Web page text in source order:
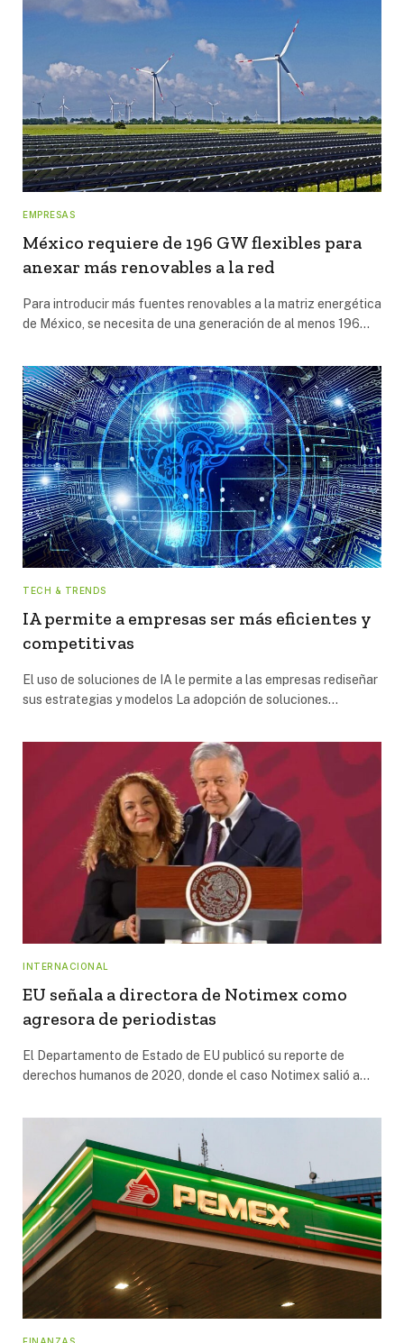
EMPRESAS
México requiere de 196 GW flexibles para
anexar más renovables a la red
Para introducir más fuentes renovables a la matriz energética
de México, se necesita de una generación de al menos 196…
TECH & TRENDS
IA permite a empresas ser más eficientes y
competitivas
El uso de soluciones de IA le permite a las empresas rediseñar
sus estrategias y modelos La adopción de soluciones…
INTERNACIONAL
EU señala a directora de Notimex como
agresora de periodistas
El Departamento de Estado de EU publicó su reporte de
derechos humanos de 2020, donde el caso Notimex salió a…